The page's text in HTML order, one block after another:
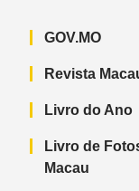
GOV.MO
Revista
Livro do Ano
Livro de
Macau